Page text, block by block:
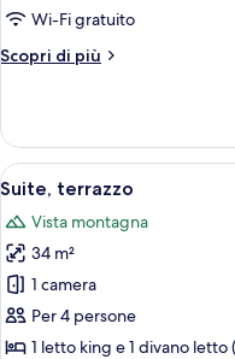
Wi-Fi gratuito
Scopri di più
Altri
Deluxe
Apri
tutte
le
foto
per
Suite,
terrazzo
3
Suite, terrazzo
Vista montagna
34 m²
1 camera
Per 4 persone
1 letto king e 1 divano letto